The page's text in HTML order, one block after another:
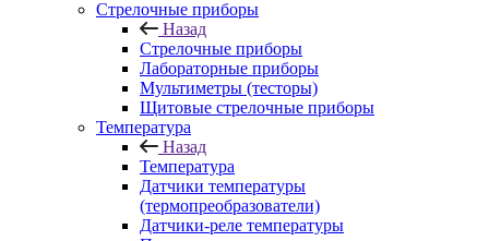
Стрелочные приборы
Назад
Стрелочные приборы
Лабораторные приборы
Мультиметры (тесторы)
Щитовые стрелочные приборы
Температура
Назад
Температура
Датчики температуры
(термопреобразователи)
Датчики-реле температуры